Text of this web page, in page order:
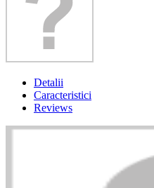
Detalii
Caracteristici
Reviews